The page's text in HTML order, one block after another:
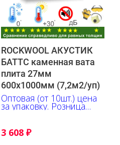
ROCKWOOL АКУСТИК
БАТТС каменная вата
плита 27мм
600х1000мм (7,2м2/уп)
Оптовая (от 10шт.) цена
за упаковку. Розница
+10% к указанной цене
3 608 ₽